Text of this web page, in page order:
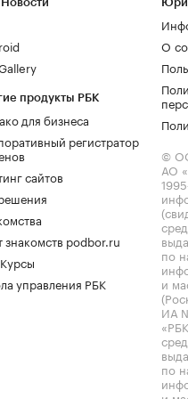
продукты РБК
для бизнеса
регистратор
сайтов
знакомств podbor.ru
управления РБК
О
©
АО
по
и
ИА
по